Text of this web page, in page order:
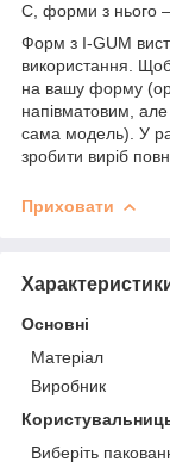
C, форми з нього
Форм з I-GUM
використання.
на вашу форму
напівматовим,
сама модель). У
зробити виріб
Приховати
Основні
Матеріал
Виробник
Виберіть